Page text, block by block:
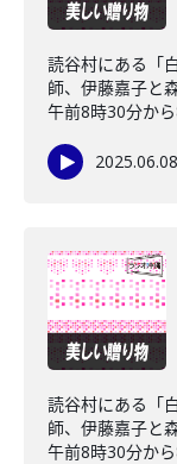
読谷村にある「
師、伊藤嘉子と
午前8時30分か
2025.06.08
読谷村にある「
師、伊藤嘉子と
午前8時30分か